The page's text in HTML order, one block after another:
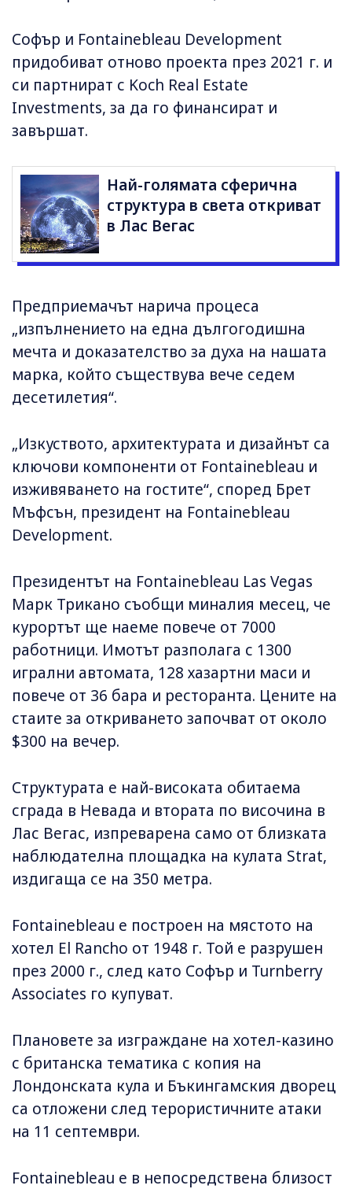
Софър и Fontainebleau Development
придобиват отново проекта през 2021 г. и
си партнират с Koch Real Estate
Investments, за да го финансират и
завършат.
Най-голямата сферична
структура в света откриват
в Лас Вегас
Предприемачът нарича процеса
„изпълнението на една дългогодишна
мечта и доказателство за духа на нашата
марка, който съществува вече седем
десетилетия“.
„Изкуството, архитектурата и дизайнът са
ключови компоненти от Fontainebleau и
изживяването на гостите“, според Брет
Мъфсън, президент на Fontainebleau
Development.
Президентът на Fontainebleau Las Vegas
Марк Трикано съобщи миналия месец, че
курортът ще наеме повече от 7000
работници. Имотът разполага с 1300
игрални автомата, 128 хазартни маси и
повече от 36 бара и ресторанта. Цените на
стаите за откриването започват от около
$300 на вечер.
Структурата е най-високата обитаема
сграда в Невада и втората по височина в
Лас Вегас, изпреварена само от близката
наблюдателна площадка на кулата Strat,
издигаща се на 350 метра.
Fontainebleau е построен на мястото на
хотел El Rancho от 1948 г. Той е разрушен
през 2000 г., след като Софър и Turnberry
Associates го купуват.
Плановете за изграждане на хотел-казино
с британска тематика с копия на
Лондонската кула и Бъкингамския дворец
са отложени след терористичните атаки
на 11 септември.
Fontainebleau е в непосредствена близост